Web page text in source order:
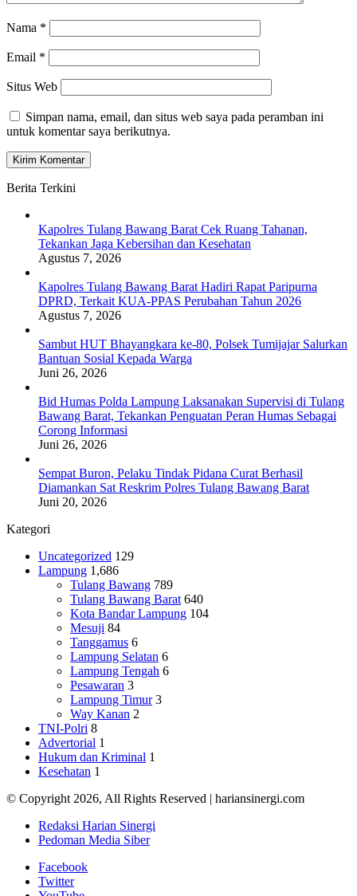
Nama *
Email *
Situs Web
Simpan nama, email, dan situs web saya pada peramban ini
untuk komentar saya berikutnya.
Berita Terkini
Kapolres Tulang Bawang Barat Cek Ruang Tahanan,
Tekankan Jaga Kebersihan dan Kesehatan
Agustus 7, 2026
Kapolres Tulang Bawang Barat Hadiri Rapat Paripurna
DPRD, Terkait KUA-PPAS Perubahan Tahun 2026
Agustus 7, 2026
Sambut HUT Bhayangkara ke-80, Polsek Tumijajar Salurkan
Bantuan Sosial Kepada Warga
Juni 26, 2026
Bid Humas Polda Lampung Laksanakan Supervisi di Tulang
Bawang Barat, Tekankan Penguatan Peran Humas Sebagai
Corong Informasi
Juni 26, 2026
Sempat Buron, Pelaku Tindak Pidana Curat Berhasil
Diamankan Sat Reskrim Polres Tulang Bawang Barat
Juni 20, 2026
Kategori
Uncategorized 129
Lampung 1,686
Tulang Bawang 789
Tulang Bawang Barat 640
Kota Bandar Lampung 104
Mesuji 84
Tanggamus 6
Lampung Selatan 6
Lampung Tengah 6
Pesawaran 3
Lampung Timur 3
Way Kanan 2
TNI-Polri 8
Advertorial 1
Hukum dan Kriminal 1
Kesehatan 1
© Copyright 2026, All Rights Reserved | hariansinergi.com
Redaksi Harian Sinergi
Pedoman Media Siber
Facebook
Twitter